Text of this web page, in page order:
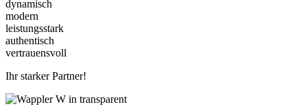
dynamisch
modern
leistungsstark
authentisch
vertrauensvoll
Ihr starker Partner!